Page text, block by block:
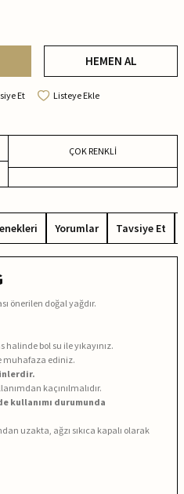
HEMEN AL
Et Listeye Ekle
ÇOK RENKLİ
Yorumlar Tavsiye Et
önerilen doğal yağdır.
halinde bol su ile yıkayınız.
muhafaza ediniz.
kaçınılmalıdır.
kullanımı durumunda
uzakta, ağzı sıkıca kapalı olarak